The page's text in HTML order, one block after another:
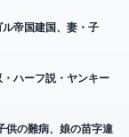
帝国建国、妻・子
ハーフ説・ヤンキー
供の難病、娘の苗字違